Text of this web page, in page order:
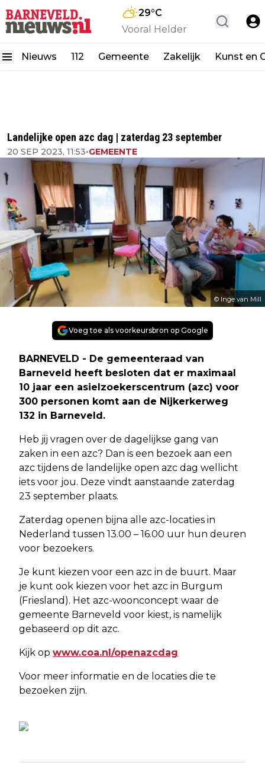
29°C
Vooral Helder
Nieuws 112 Gemeente Zakelijk Kunst en
Landelijke open azc dag | zaterdag 23 september
20 SEP 2023, 11:53•GEMEENTE
© Inge van Mill
Voeg toe als voorkeursbron op Google
BARNEVELD - De gemeenteraad van
Barneveld heeft besloten dat er maximaal
10 jaar een asielzoekerscentrum (azc) voor
300 personen komt aan de Nijkerkerweg
132 in Barneveld.
Heb jij vragen over de dagelijkse gang van
zaken in een azc? Dan is een bezoek aan een
azc tijdens de landelijke open azc dag wellicht
iets voor jou. Deze vindt aanstaande zaterdag
23 september plaats.
Zaterdag openen bijna alle azc-locaties in
Nederland tussen 13.00 – 16.00 uur hun deuren
voor bezoekers.
Je kunt kiezen voor een azc in de buurt. Maar
je kunt ook kiezen voor het azc in Burgum
(Friesland). Het azc-woonconcept waar de
gemeente Barneveld voor kiest, is namelijk
gebaseerd op dit azc.
Kijk op www.coa.nl/openazcdag
Voor meer informatie en de locaties die te
bezoeken zijn.